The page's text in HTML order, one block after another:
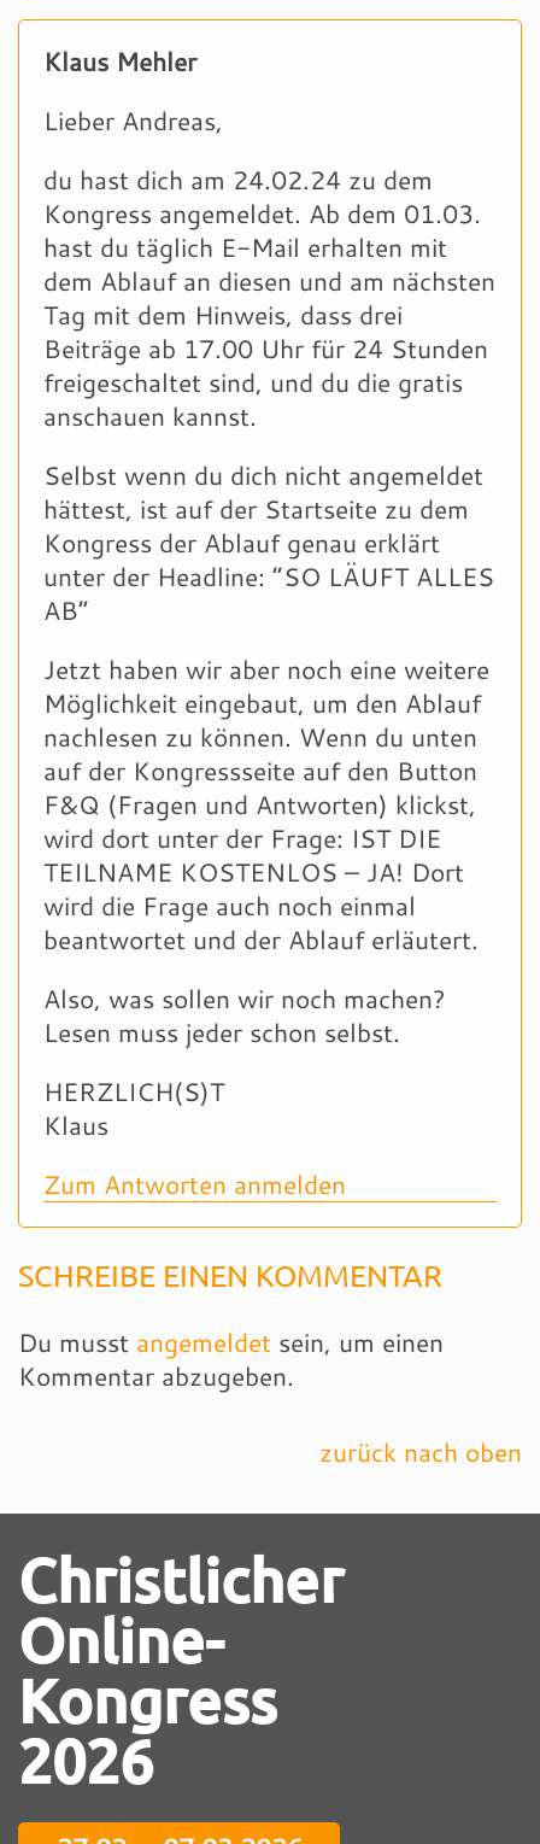
Klaus Mehler
Lieber Andreas,
du hast dich am 24.02.24 zu dem
Kongress angemeldet. Ab dem 01.03.
hast du täglich E-Mail erhalten mit
dem Ablauf an diesen und am nächsten
Tag mit dem Hinweis, dass drei
Beiträge ab 17.00 Uhr für 24 Stunden
freigeschaltet sind, und du die gratis
anschauen kannst.
Selbst wenn du dich nicht angemeldet
hättest, ist auf der Startseite zu dem
Kongress der Ablauf genau erklärt
unter der Headline: “SO LÄUFT ALLES
AB”
Jetzt haben wir aber noch eine weitere
Möglichkeit eingebaut, um den Ablauf
nachlesen zu können. Wenn du unten
auf der Kongressseite auf den Button
F&Q (Fragen und Antworten) klickst,
wird dort unter der Frage: IST DIE
TEILNAME KOSTENLOS – JA! Dort
wird die Frage auch noch einmal
beantwortet und der Ablauf erläutert.
Also, was sollen wir noch machen?
Lesen muss jeder schon selbst.
HERZLICH(S)T
Klaus
Zum Antworten anmelden
SCHREIBE EINEN KOMMENTAR
Du musst angemeldet sein, um einen
Kommentar abzugeben.
zurück nach oben
Christlicher
Online-
Kongress
2026